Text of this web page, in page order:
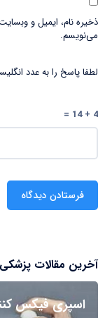
ذخیره نام، ایمیل و
می‌نویسم.
لطفا پاسخ را به عدد
4 + 14 =
آخرین مقالات
اسپری فیکس